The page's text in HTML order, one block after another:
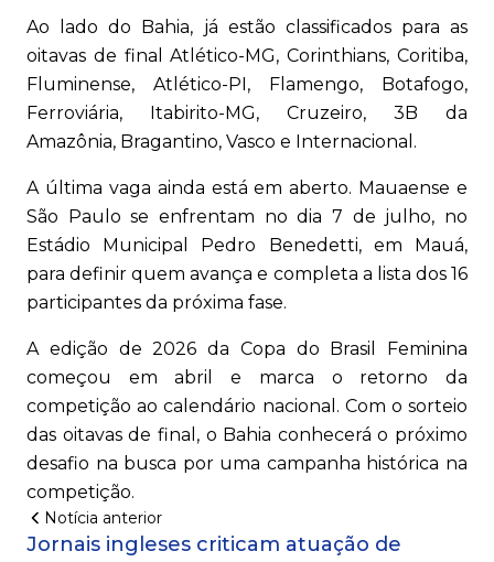
Ao lado do Bahia, já estão classificados para as
oitavas de final Atlético-MG, Corinthians, Coritiba,
Fluminense, Atlético-PI, Flamengo, Botafogo,
Ferroviária, Itabirito-MG, Cruzeiro, 3B da
Amazônia, Bragantino, Vasco e Internacional.
A última vaga ainda está em aberto. Mauaense e
São Paulo se enfrentam no dia 7 de julho, no
Estádio Municipal Pedro Benedetti, em Mauá,
para definir quem avança e completa a lista dos 16
participantes da próxima fase.
A edição de 2026 da Copa do Brasil Feminina
começou em abril e marca o retorno da
competição ao calendário nacional. Com o sorteio
das oitavas de final, o Bahia conhecerá o próximo
desafio na busca por uma campanha histórica na
competição.
Notícia anterior
Jornais ingleses criticam atuação de